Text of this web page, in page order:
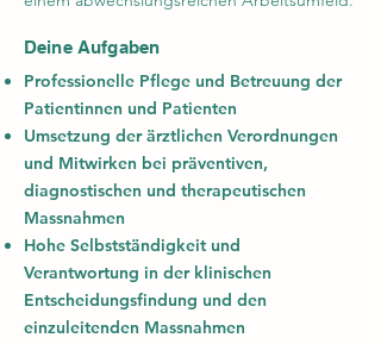
Deine Aufgaben
Professionelle Pflege und Betreuung der
Patientinnen und Patienten
Umsetzung der ärztlichen Verordnungen
und Mitwirken bei präventiven,
diagnostischen und therapeutischen
Massnahmen
Hohe Selbstständigkeit und
Verantwortung in der klinischen
Entscheidungsfindung und den
einzuleitenden Massnahmen